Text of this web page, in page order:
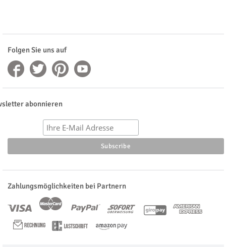
Folgen Sie uns auf
abonnieren
Zahlungsmöglichkeiten bei Partnern